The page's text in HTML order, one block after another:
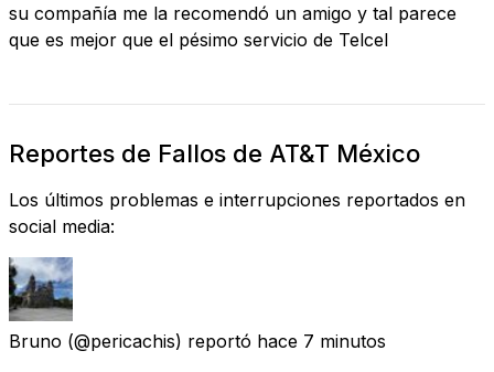
su compañía me la recomendó un amigo y tal parece
que es mejor que el pésimo servicio de Telcel
Reportes de Fallos de AT&T México
Los últimos problemas e interrupciones reportados en
social media:
Bruno (@pericachis) reportó hace 7 minutos